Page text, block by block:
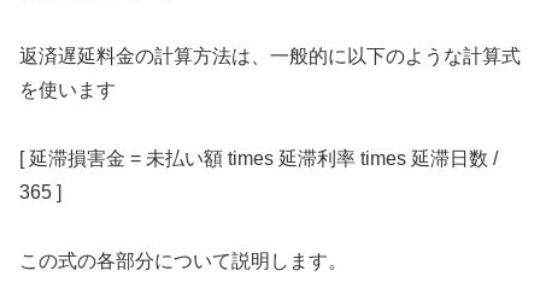
返済遅延料金の計算方法は、一般的に以下のような計算式
を使います
[ 延滞損害金 = 未払い額 times 延滞利率 times 延滞日数 /
365 ]
この式の各部分について説明します。